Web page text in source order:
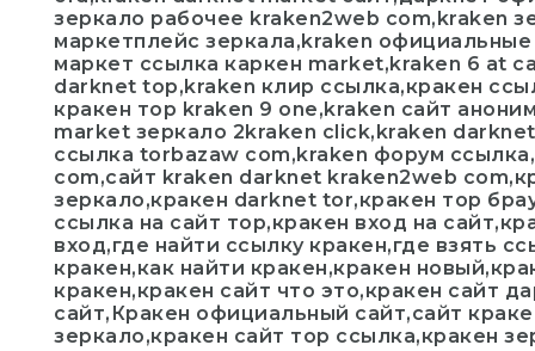
зеркало рабочее kraken2web com,kraken
маркетплейс зеркала,kraken
маркет ссылка каркен market,kraken 6 at
darknet top,kraken клир ссылка,кракен
кракен тор kraken 9 one,kraken сайт
market зеркало 2kraken click,kraken
ссылка torbazaw com,kraken форум
com,сайт kraken darknet kraken2web
зеркало,кракен darknet tor,кракен тор
ссылка на сайт тор,кракен вход на
вход,где найти ссылку кракен,где взять
кракен,как найти кракен,кракен
кракен,кракен сайт что это,кракен сайт
сайт,Кракен официальный сайт,сайт
зеркало,кракен сайт тор ссылка,кракен